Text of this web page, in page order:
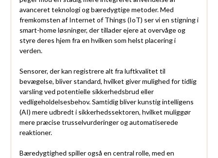
avanceret teknologi og bæredygtige metoder. Med
fremkomsten af Internet of Things (IoT) ser vi en stigning i
smart-home løsninger, der tillader ejere at overvåge og
styre deres hjem fra en hvilken som helst placering i
verden.
Sensorer, der kan registrere alt fra luftkvalitet til
bevægelse, bliver standard, hvilket giver mulighed for tidlig
varsling ved potentielle sikkerhedsbrud eller
vedligeholdelsesbehov. Samtidig bliver kunstig intelligens
(AI) mere udbredt i sikkerhedssektoren, hvilket muliggør
mere præcise trusselvurderinger og automatiserede
reaktioner.
Bæredygtighed spiller også en central rolle, med en